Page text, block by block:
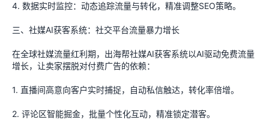
4. 数据实时监控：动态追踪流量与转化，精准调整SEO策略。
三、社媒AI获客系统：社交平台流量暴力增长
在全球社媒流量红利期，出海帮社媒AI获客系统以AI驱动免费流量
增长，让卖家摆脱对付费广告的依赖：
1. 直播间高意向客户实时捕捉，自动私信触达，转化率倍增。
2. 评论区智能掘金，批量个性化互动，精准锁定潜客。